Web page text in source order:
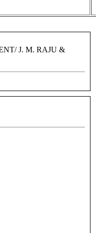
J. M. RAJU &